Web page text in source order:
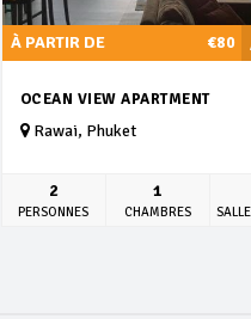
À PARTIR DE €80
OCEAN VIEW APARTMENT
Rawai, Phuket
2
PERSONNES
1
CHAMBRES